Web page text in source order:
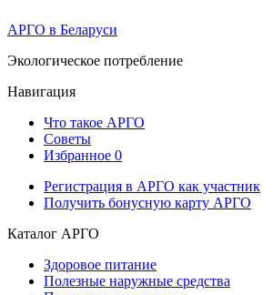
АРГО в Беларуси
Экологическое потребление
Навигация
Что такое АРГО
Советы
Избранное 0
Регистрация в АРГО как участник
Получить бонусную карту АРГО
Каталог АРГО
Здоровое питание
Полезные наружные средства